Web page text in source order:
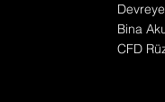
Bina
CFD